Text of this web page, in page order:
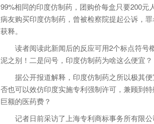
99%相同的印度仿制药，团购价每盒只要200
病友购买印度仿制药，曾被检察院提起公诉，
获释。
读者阅读此新闻后的反应可用2个标点符号
泥之别！二是问号，印度仿制药为啥这么便宜？
据公开报道解释，印度仿制药之所以极其便
否也可以效仿印度实施专利强制许可，兼顾到
巨额的医药费？
记者日前采访了上海专利商标事务所有限公